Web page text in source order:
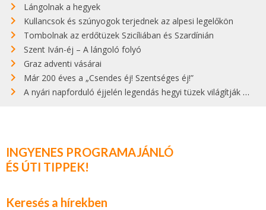
Lángolnak a hegyek
Kullancsok és szúnyogok terjednek az alpesi legelőkön
Tombolnak az erdőtüzek Szicíliában és Szardínián
Szent Iván-éj – A lángoló folyó
Graz adventi vásárai
Már 200 éves a „Csendes éj! Szentséges éj!”
A nyári napforduló éjjelén legendás hegyi tüzek világítják meg Zugspitzét
INGYENES PROGRAMAJÁNLÓ
ÉS ÚTI TIPPEK!
Keresés a hírekben